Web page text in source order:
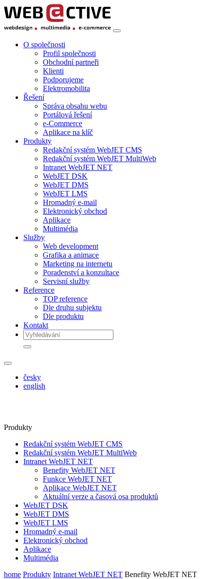
O společnosti
Profil společnosti
Obchodní partneři
Klienti
Podporujeme
Elektromobilita
Řešení
Správa obsahu webu
Portálová řešení
e-Commerce
Aplikace na klíč
Produkty
Redakční systém WebJET CMS
Redakční systém WebJET MultiWeb
Intranet WebJET NET
WebJET DSK
WebJET DMS
WebJET LMS
Hromadný e-mail
Elektronický obchod
Aplikace
Multimédia
Služby
Web development
Grafika a animace
Marketing na internetu
Poradenství a konzultace
Servisní služby
Reference
TOP reference
Dle druhu subjektu
Dle produktu
Kontakt
česky
english
Produkty
Redakční systém WebJET CMS
Redakční systém WebJET MultiWeb
Intranet WebJET NET
Benefity WebJET NET
Funkce WebJET NET
Aplikace WebJET NET
Aktuální verze a časová osa produktů
WebJET DSK
WebJET DMS
WebJET LMS
Hromadný e-mail
Elektronický obchod
Aplikace
Multimédia
home Produkty Intranet WebJET NET Benefity WebJET NET